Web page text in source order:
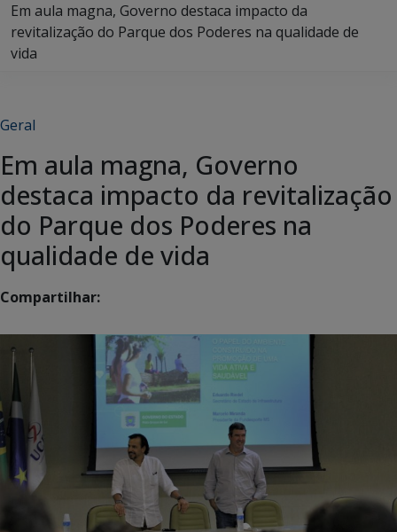
Em aula magna, Governo destaca impacto da
revitalização do Parque dos Poderes na qualidade de
vida
Geral
Em aula magna, Governo
destaca impacto da revitalização
do Parque dos Poderes na
qualidade de vida
Compartilhar: